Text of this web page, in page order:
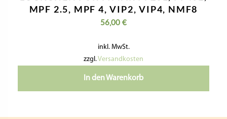
MPF 2.5, MPF 4, VIP2, VIP4, NMF8
56,00 €
inkl. MwSt.
zzgl. Versandkosten
In den Warenkorb